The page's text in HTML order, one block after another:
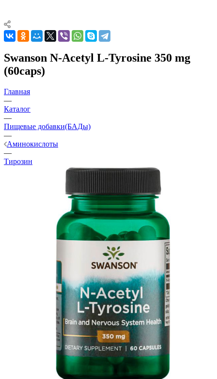
Swanson N-Acetyl L-Tyrosine 350 mg
(60caps)
Главная
—
Каталог
—
Пищевые добавки(БАДы)
—
Аминокислоты
—
Тирозин